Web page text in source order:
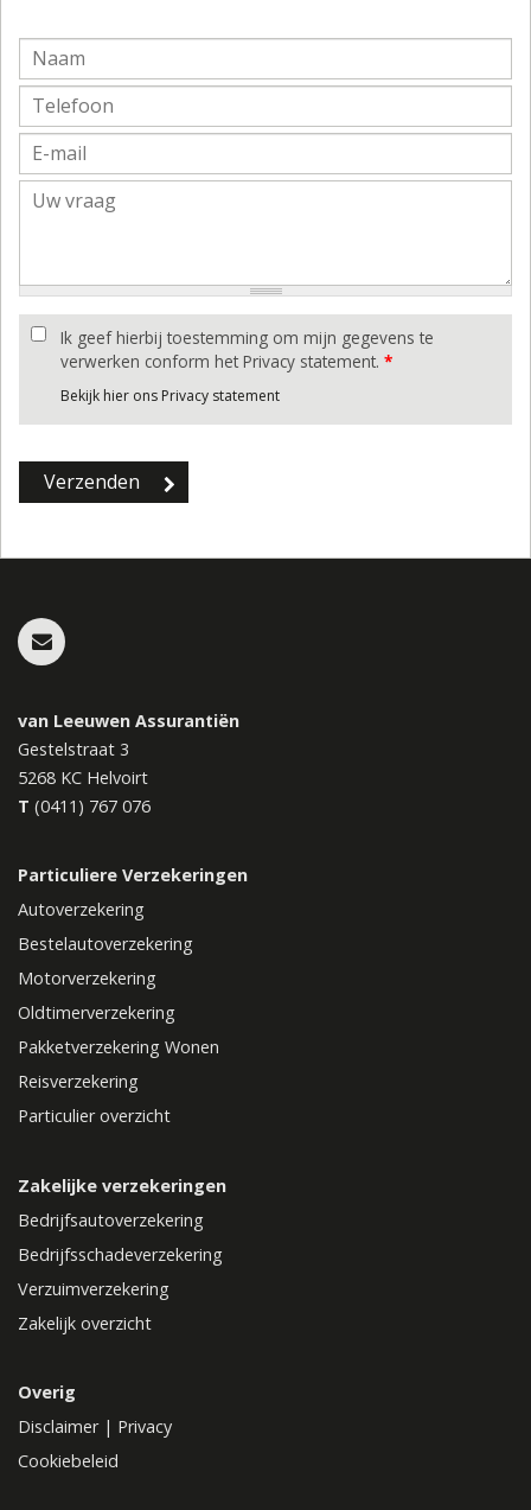
Ik geef hierbij toestemming om mijn gegevens te
verwerken conform het Privacy statement. *
Bekijk hier ons Privacy statement
van Leeuwen Assurantiën
Gestelstraat 3
5268 KC Helvoirt
T (0411) 767 076
Particuliere Verzekeringen
Autoverzekering
Bestelautoverzekering
Motorverzekering
Oldtimerverzekering
Pakketverzekering Wonen
Reisverzekering
Particulier overzicht
Zakelijke verzekeringen
Bedrijfsautoverzekering
Bedrijfsschadeverzekering
Verzuimverzekering
Zakelijk overzicht
Overig
Disclaimer| Privacy
Cookiebeleid